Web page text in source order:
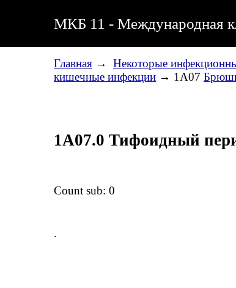
МКБ 11 - Международная
Главная → Некоторые
кишечные инфекции → 1A07
1A07.0 Тифоидный
Count sub: 0
.